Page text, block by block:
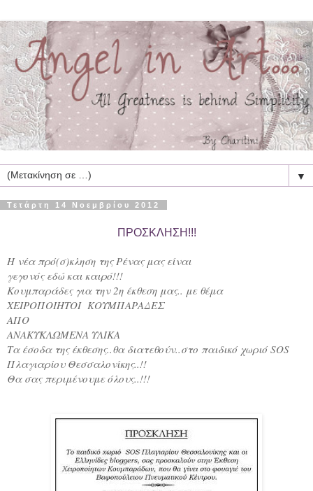
▼
Τετάρτη 14 Νοεμβρίου 2012
ΠΡΟΣΚΛΗΣΗ!!!
Η νέα πρό(σ)κληση της Ρένας μας είναι
γεγονός εδώ και καιρό!!!
Κουμπαράδες για την 2η έκθεση μας.. με θέμα
ΧΕΙΡΟΠΟΙΗΤΟΙ ΚΟΥΜΠΑΡΑΔΕΣ
ΑΠΟ
ΑΝΑΚΥΚΛΩΜΕΝΑ ΥΛΙΚΑ
Τα έσοδα της έκθεσης..θα διατεθούν..στο παιδικό χωριό SOS
Πλαγιαρίου Θεσσαλονίκης..!!
Θα σας περιμένουμε όλους..!!!